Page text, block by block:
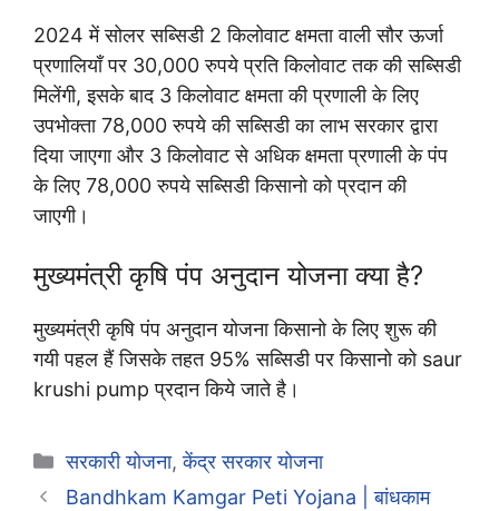
2024 में सोलर सब्सिडी 2 किलोवाट क्षमता वाली सौर ऊर्जा
प्रणालियाँ पर 30,000 रुपये प्रति किलोवाट तक की सब्सिडी
मिलेंगी, इसके बाद 3 किलोवाट क्षमता की प्रणाली के लिए
उपभोक्ता 78,000 रुपये की सब्सिडी का लाभ सरकार द्वारा
दिया जाएगा और 3 किलोवाट से अधिक क्षमता प्रणाली के पंप
के लिए 78,000 रुपये सब्सिडी किसानो को प्रदान की
जाएगी।
मुख्यमंत्री कृषि पंप अनुदान योजना क्या है?
मुख्यमंत्री कृषि पंप अनुदान योजना किसानो के लिए शुरू की
गयी पहल हैं जिसके तहत 95% सब्सिडी पर किसानो को saur
krushi pump प्रदान किये जाते है।
Categories
सरकारी योजना,केंद्र सरकार योजना
Bandhkam Kamgar Peti Yojana | बांधकाम